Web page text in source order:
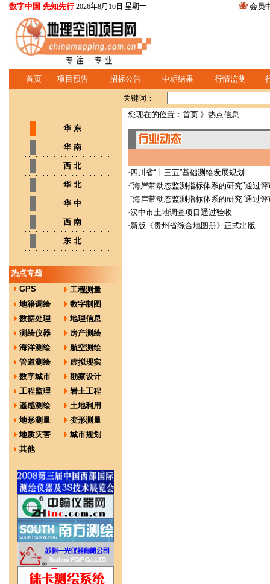
数字中国 先知先行 2026年8月10日 星期一 会员
首页 项目预告 招标公告 中标结果 行情监测
关键词：
华 东
华 南
西 北
华 北
华 中
西 南
东 北
热点专题
GPS
工程测量
地籍调绘
数字制图
数据处理
地理信息
测绘仪器
房产测绘
海洋测绘
航空测绘
管道测绘
虚拟现实
数字城市
勘察设计
工程监理
岩土工程
遥感测绘
土地利用
地形测量
变形测量
地质灾害
城市规划
其他
您现在的位置： 首页 》热点信息
·四川省“十三五”基础测绘发展规划
·“海岸带动态监测指标体系的研究”通过
·“海岸带动态监测指标体系的研究”通过
·汉中市土地调查项目通过验收
·新版《贵州省综合地图册》正式出版